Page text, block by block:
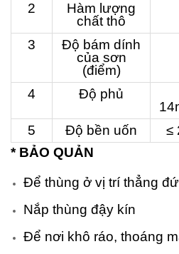
2
Hàm lượng
chất thô
3
Độ bám dính
của sơn
(điểm)
4 Độ phủ
5
Độ bền uốn
≤
* BẢO QUẢN
Để thùng ở vị trí thẳng
Nắp thùng đậy kín
Để nơi khô ráo, thoáng